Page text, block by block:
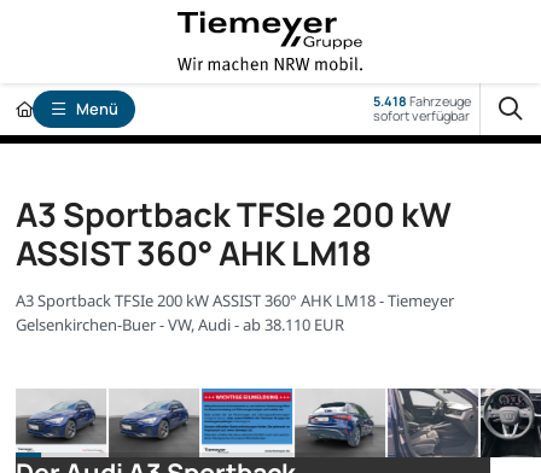
Menü 5.418 Fahrzeuge
sofort verfügbar
A3 Sportback TFSIe 200 kW
ASSIST 360° AHK LM18
A3 Sportback TFSIe 200 kW ASSIST 360° AHK LM18 - Tiemeyer
Gelsenkirchen-Buer - VW, Audi - ab 38.110 EUR